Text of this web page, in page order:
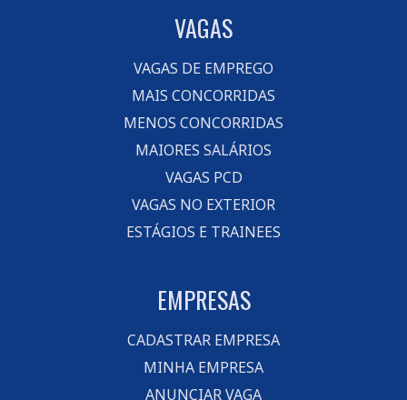
VAGAS
VAGAS DE EMPREGO
MAIS CONCORRIDAS
MENOS CONCORRIDAS
MAIORES SALÁRIOS
VAGAS PCD
VAGAS NO EXTERIOR
ESTÁGIOS E TRAINEES
EMPRESAS
CADASTRAR EMPRESA
MINHA EMPRESA
ANUNCIAR VAGA